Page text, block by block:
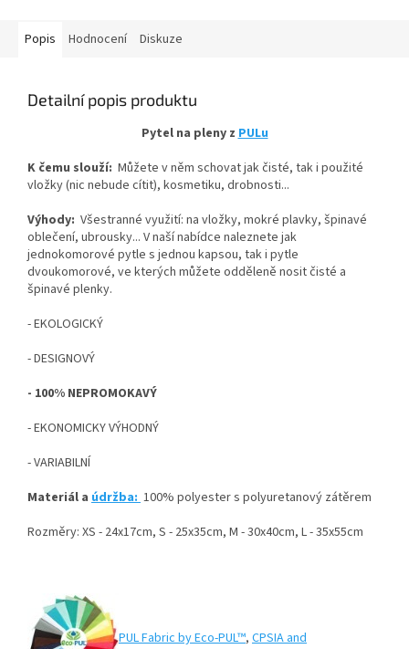
Popis Hodnocení Diskuze
Detailní popis produktu
Pytel na pleny zPULu
K čemu slouží: Můžete v něm schovat jak čisté, tak i použité
vložky (nic nebude cítit), kosmetiku, drobnosti...
Výhody: Všestranné využití: na vložky, mokré plavky, špinavé
oblečení, ubrousky... V naší nabídce naleznete jak
jednokomorové pytle s jednou kapsou, tak i pytle
dvoukomorové, ve kterých můžete odděleně nosit čisté a
špinavé plenky.
- EKOLOGICKÝ
- DESIGNOVÝ
- 100% NEPROMOKAVÝ
- EKONOMICKY VÝHODNÝ
- VARIABILNÍ
Materiál a údržba:100% polyester s polyuretanový zátěrem
Rozměry: XS - 24x17cm, S - 25x35cm, M - 30x40cm, L - 35x55cm
PUL Fabric by Eco-PUL™, CPSIA and